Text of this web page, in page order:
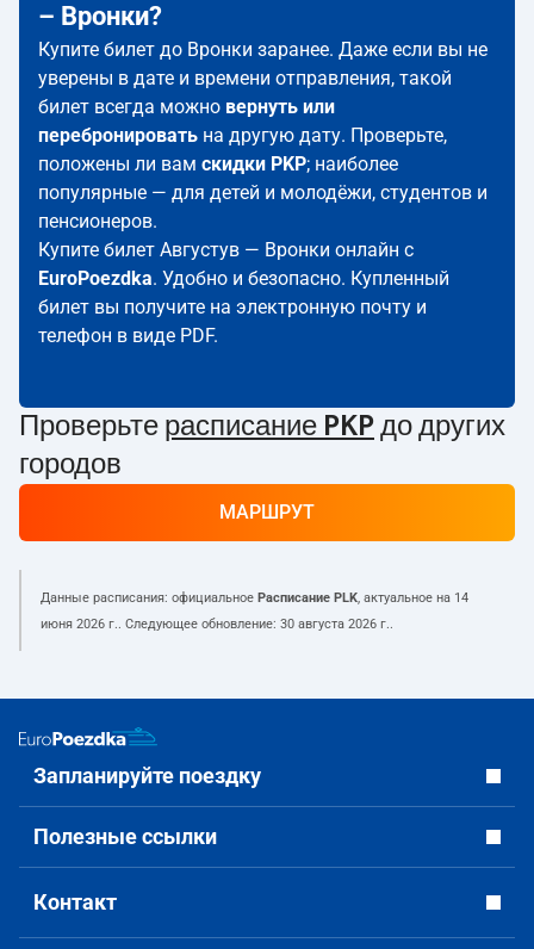
– Вронки?
Купите билет до Вронки заранее. Даже если вы не
уверены в дате и времени отправления, такой
билет всегда можно вернуть или
перебронировать на другую дату. Проверьте,
положены ли вам скидки PKP; наиболее
популярные — для детей и молодёжи, студентов и
пенсионеров.
Купите билет Августув — Вронки онлайн с
EuroPoezdka. Удобно и безопасно. Купленный
билет вы получите на электронную почту и
телефон в виде PDF.
Проверьте расписание PKP до других
городов
МАРШРУТ
Данные расписания: официальное Расписание PLK, актуальное на 14
июня 2026 г.. Следующее обновление: 30 августа 2026 г..
Запланируйте поездку
Полезные ссылки
Контакт